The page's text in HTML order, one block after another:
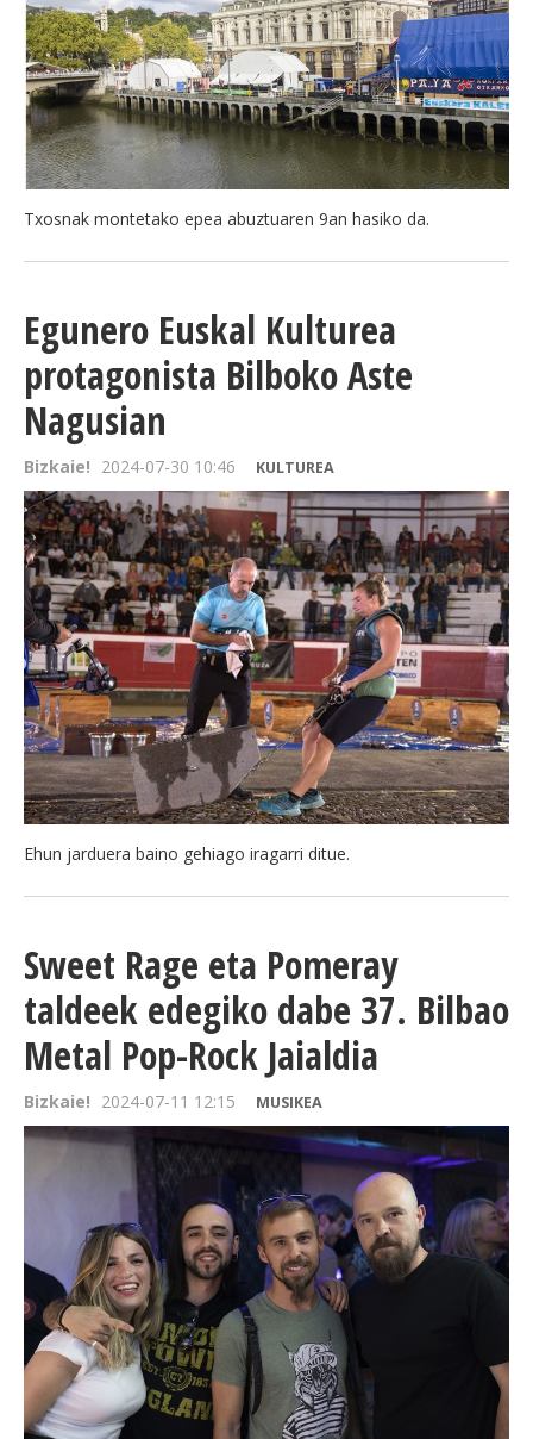
Txosnak montetako epea abuztuaren 9an hasiko da.
Egunero Euskal Kulturea
protagonista Bilboko Aste
Nagusian
Bizkaie! 2024-07-30 10:46 KULTUREA
Ehun jarduera baino gehiago iragarri ditue.
Sweet Rage eta Pomeray
taldeek edegiko dabe 37. Bilbao
Metal Pop-Rock Jaialdia
Bizkaie! 2024-07-11 12:15 MUSIKEA